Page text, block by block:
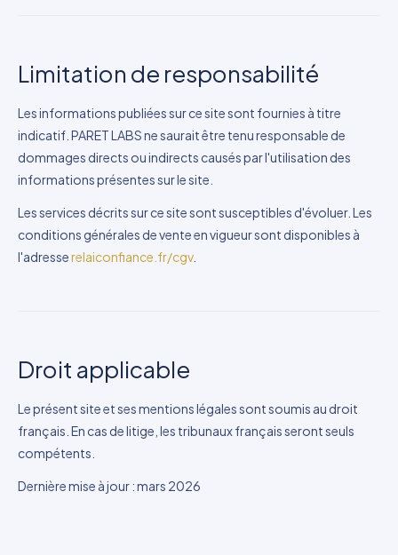
Limitation de responsabilité
Les informations publiées sur ce site sont fournies à titre
indicatif. PARET LABS ne saurait être tenu responsable de
dommages directs ou indirects causés par l'utilisation des
informations présentes sur le site.
Les services décrits sur ce site sont susceptibles d'évoluer. Les
conditions générales de vente en vigueur sont disponibles à
l'adresserelaiconfiance.fr/cgv.
Droit applicable
Le présent site et ses mentions légales sont soumis au droit
français. En cas de litige, les tribunaux français seront seuls
compétents.
Dernière mise à jour : mars 2026